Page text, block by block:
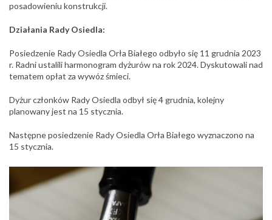
posadowieniu konstrukcji.
Działania Rady Osiedla:
Posiedzenie Rady Osiedla Orła Białego odbyło się 11 grudnia 2023
r. Radni ustalili harmonogram dyżurów na rok 2024. Dyskutowali nad
tematem opłat za wywóz śmieci.
Dyżur członków Rady Osiedla odbył się 4 grudnia, kolejny
planowany jest na 15 stycznia.
Następne posiedzenie Rady Osiedla Orła Białego wyznaczono na
15 stycznia.